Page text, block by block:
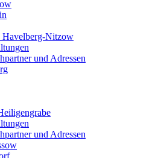
Havelberg-Nitzow
und Adressen
und Adressen